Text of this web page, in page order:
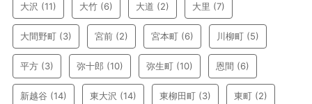
大沢 (11) 大竹 (6) 大道 (2) 大里 (7)
大間野町 (3) 宮前 (2) 宮本町 (6) 川柳町 (5)
平方 (3) 弥十郎 (10) 弥生町 (10) 恩間 (6)
新越谷 (14) 東大沢 (14) 東柳田町 (3) 東町 (2)